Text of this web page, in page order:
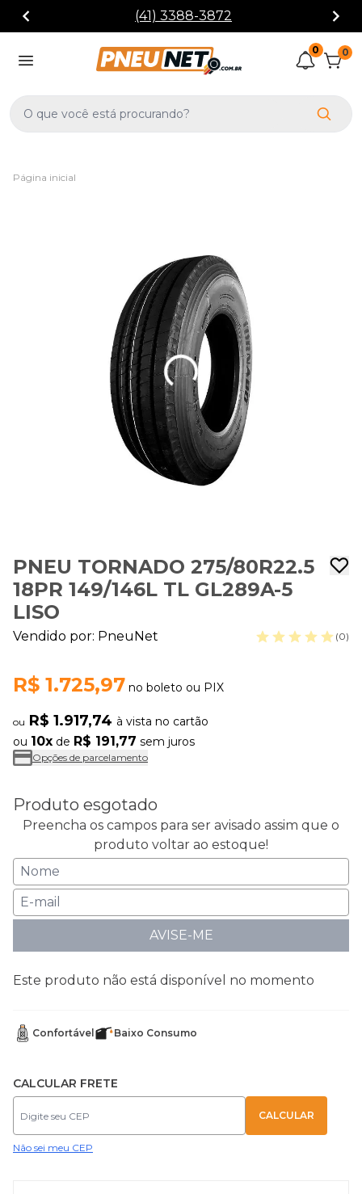
(41) 3388-3872
0 0
Página inicial
PNEU TORNADO 275/80R22.5
18PR 149/146L TL GL289A-5
LISO
Vendido por: PneuNet (0)
R$ 1.725,97 no boleto ou PIX
ou R$ 1.917,74 à vista no cartão
ou 10x de R$ 191,77 sem juros
Opções de parcelamento
Produto esgotado
Preencha os campos para ser avisado assim que o
produto voltar ao estoque!
AVISE-ME
Este produto não está disponível no momento
Confortável Baixo Consumo
CALCULAR FRETE
Não sei meu CEP